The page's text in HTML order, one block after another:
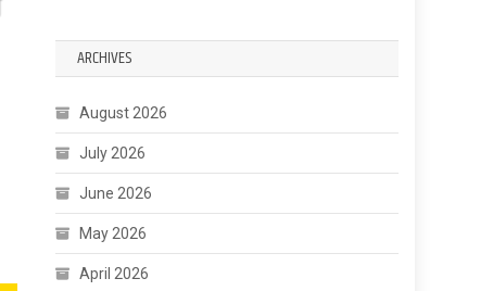
ARCHIVES
August 2026
July 2026
June 2026
May 2026
April 2026